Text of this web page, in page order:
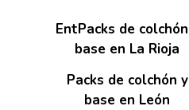
EntPacks de
base en La Rioja
Packs de colchón y
base en León